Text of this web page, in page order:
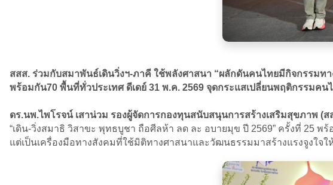
สสส. ร่วมกับสมาพันธ์เดินวิ่งฯ-ภาคี ใช้พลังศาสนา “ผลักดันคนไทยมีกิจกรรมท
พร้อมกัน70 พื้นที่ทั่วประเทศ ดีเดย์ 31 พ.ค. 2569 จุดกระแสเปลี่ยนพฤติกรรมคน
ดร.นพ.ไพโรจน์ เสาน่วม รองผู้จัดการกองทุนสนับสนุนการสร้างเสริมสุขภาพ (ส
“เดิน-วิ่งสมาธิ วิสาขะ พุทธบูชา ถือศีลห้า ลด ละ อบายมุข ปี 2569” ครั้งที่ 25
แต่เป็นเครื่องมือทางสังคมที่ใช้มิติทางศาสนาและวัฒนธรรมมาสร้างแรงจูงใจ